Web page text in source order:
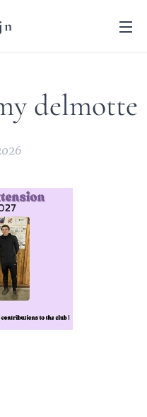
delmotte